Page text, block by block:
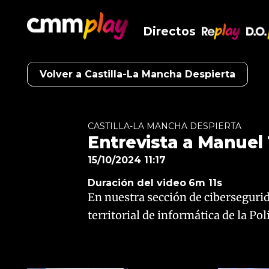
Directos
Volver a Castilla-La Mancha Despierta
CASTILLA-LA MANCHA DESPIERTA
Entrevista a Manuel
15/10/2024 11:17
Duración del video 6m 11s
En nuestra sección de
territorial de informática de la